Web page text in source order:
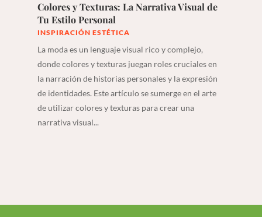
Colores y Texturas: La Narrativa Visual de
Tu Estilo Personal
INSPIRACIÓN ESTÉTICA
La moda es un lenguaje visual rico y complejo,
donde colores y texturas juegan roles cruciales en
la narración de historias personales y la expresión
de identidades. Este artículo se sumerge en el arte
de utilizar colores y texturas para crear una
narrativa visual...